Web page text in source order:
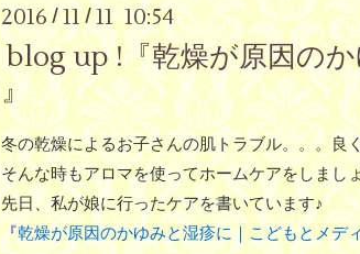
2016/11/11 10:54
blog up !『乾燥が原因の
』
冬の乾燥によるお子さんの肌トラブル。。。良
そんな時もアロマを使ってホームケアをしまし
先日、私が娘に行ったケアを書いています♪
『乾燥が原因のかゆみと湿疹に｜こどもとメデ